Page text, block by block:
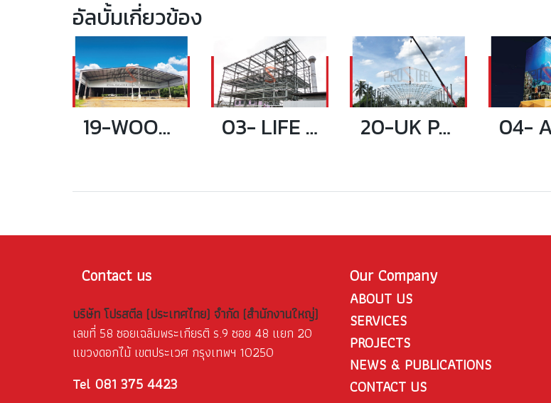
อัลบั้มเกี่ยวข้อง
19-WOODEN WAREHOUSE 03- LIFE PACK MULTI-STOREY 20-UK PAPER WAREHOUSE
Contact us
บริษัท โปรสตีล (ประเทศไทย) จำกัด (สำนักงานใหญ่)
เลขที่ 58 ซอยเฉลิมพระเกียรติ ร.9 ซอย 48 แยก 20
แขวงดอกไม้ เขตประเวศ กรุงเทพฯ 10250
Tel 081 375 4423
Our Company
ABOUT US
SERVICES
PROJECTS
NEWS & PUBLICATIONS
CONTACT US